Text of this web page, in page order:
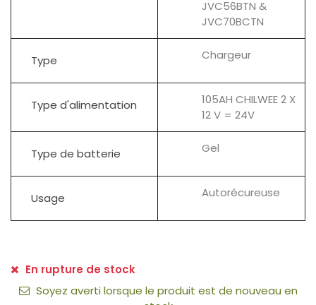
JVC56BTN &
JVC70BCTN
Type Chargeur
Type d'alimentation
105AH CHILWEE 2 X
12 V = 24V
Type de batterie Gel
Usage Autorécureuse
En rupture de stock
Soyez averti lorsque le produit est de nouveau en